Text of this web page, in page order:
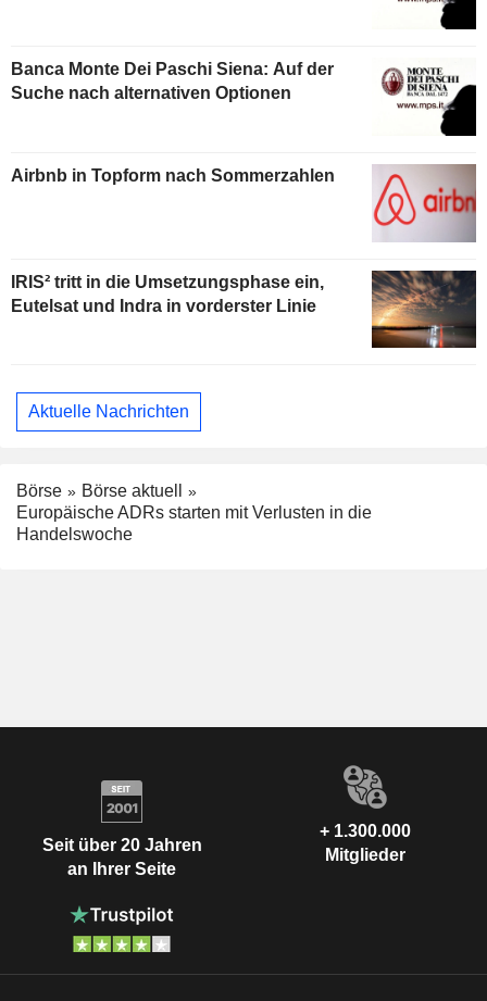
Banca Monte Dei Paschi Siena: Auf der
Suche nach alternativen Optionen
Airbnb in Topform nach Sommerzahlen
IRIS² tritt in die Umsetzungsphase ein,
Eutelsat und Indra in vorderster Linie
Aktuelle Nachrichten
Börse
Börse aktuell
Europäische ADRs starten mit Verlusten in die
Handelswoche
Seit über 20 Jahren
an Ihrer Seite
+ 1.300.000
Mitglieder